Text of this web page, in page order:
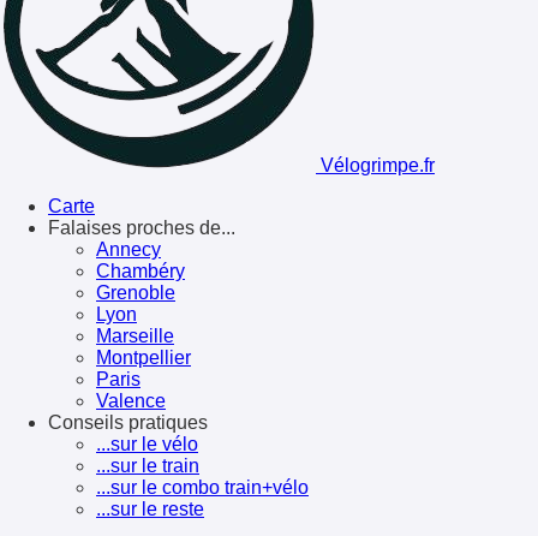
Vélogrimpe.fr
Carte
Falaises proches de...
Annecy
Chambéry
Grenoble
Lyon
Marseille
Montpellier
Paris
Valence
Conseils pratiques
...sur le vélo
...sur le train
...sur le combo train+vélo
...sur le reste